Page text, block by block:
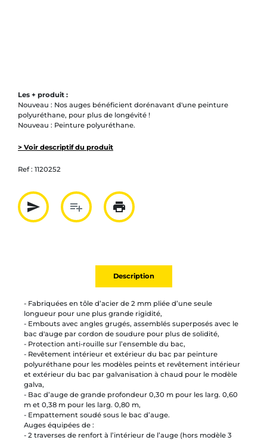
Les + produit :
Nouveau : Nos auges bénéficient dorénavant d'une peinture
polyuréthane, pour plus de longévité !
Nouveau : Peinture polyuréthane.
> Voir descriptif du produit
Ref : 1120252
send
Partager par mail
playlist_add
Ajouter à la liste
print
Imprimer
Description
- Fabriquées en tôle d’acier de 2 mm pliée d’une seule
longueur pour une plus grande rigidité,
- Embouts avec angles grugés, assemblés superposés avec le
bac d'auge par cordon de soudure pour plus de solidité,
- Protection anti-rouille sur l’ensemble du bac,
- Revêtement intérieur et extérieur du bac par peinture
polyuréthane pour les modèles peints et revêtement intérieur
et extérieur du bac par galvanisation à chaud pour le modèle
galva,
- Bac d’auge de grande profondeur 0,30 m pour les larg. 0,60
m et 0,38 m pour les larg. 0,80 m,
- Empattement soudé sous le bac d’auge.
Auges équipées de :
- 2 traverses de renfort à l’intérieur de l’auge (hors modèle 3